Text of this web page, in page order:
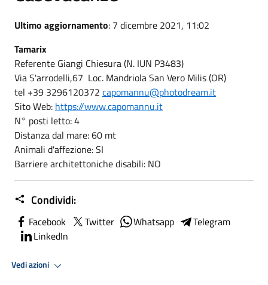
Ultimo aggiornamento: 7 dicembre 2021, 11:02
Tamarix
Referente Giangi Chiesura (N. IUN P3483)
Via S'arrodelli,67 Loc. Mandriola San Vero Milis (OR)
tel +39 3296120372 capomannu@photodream.it
Sito Web: https://www.capomannu.it
N° posti letto: 4
Distanza dal mare: 60 mt
Animali d'affezione: SI
Barriere architettoniche disabili: NO
Condividi:
Facebook Twitter Whatsapp
Telegram
LinkedIn
Vedi azioni